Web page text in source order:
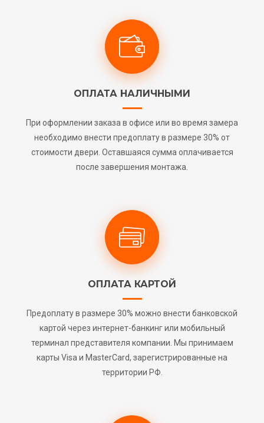
ОПЛАТА НАЛИЧНЫМИ
При оформлении заказа в офисе или во время замера
необходимо внести предоплату в размере 30% от
стоимости двери. Оставшаяся сумма оплачивается
после завершения монтажа.
ОПЛАТА КАРТОЙ
Предоплату в размере 30% можно внести банковской
картой через интернет-банкинг или мобильный
терминал представителя компании. Мы принимаем
карты Visa и MasterCard, зарегистрированные на
территории РФ.